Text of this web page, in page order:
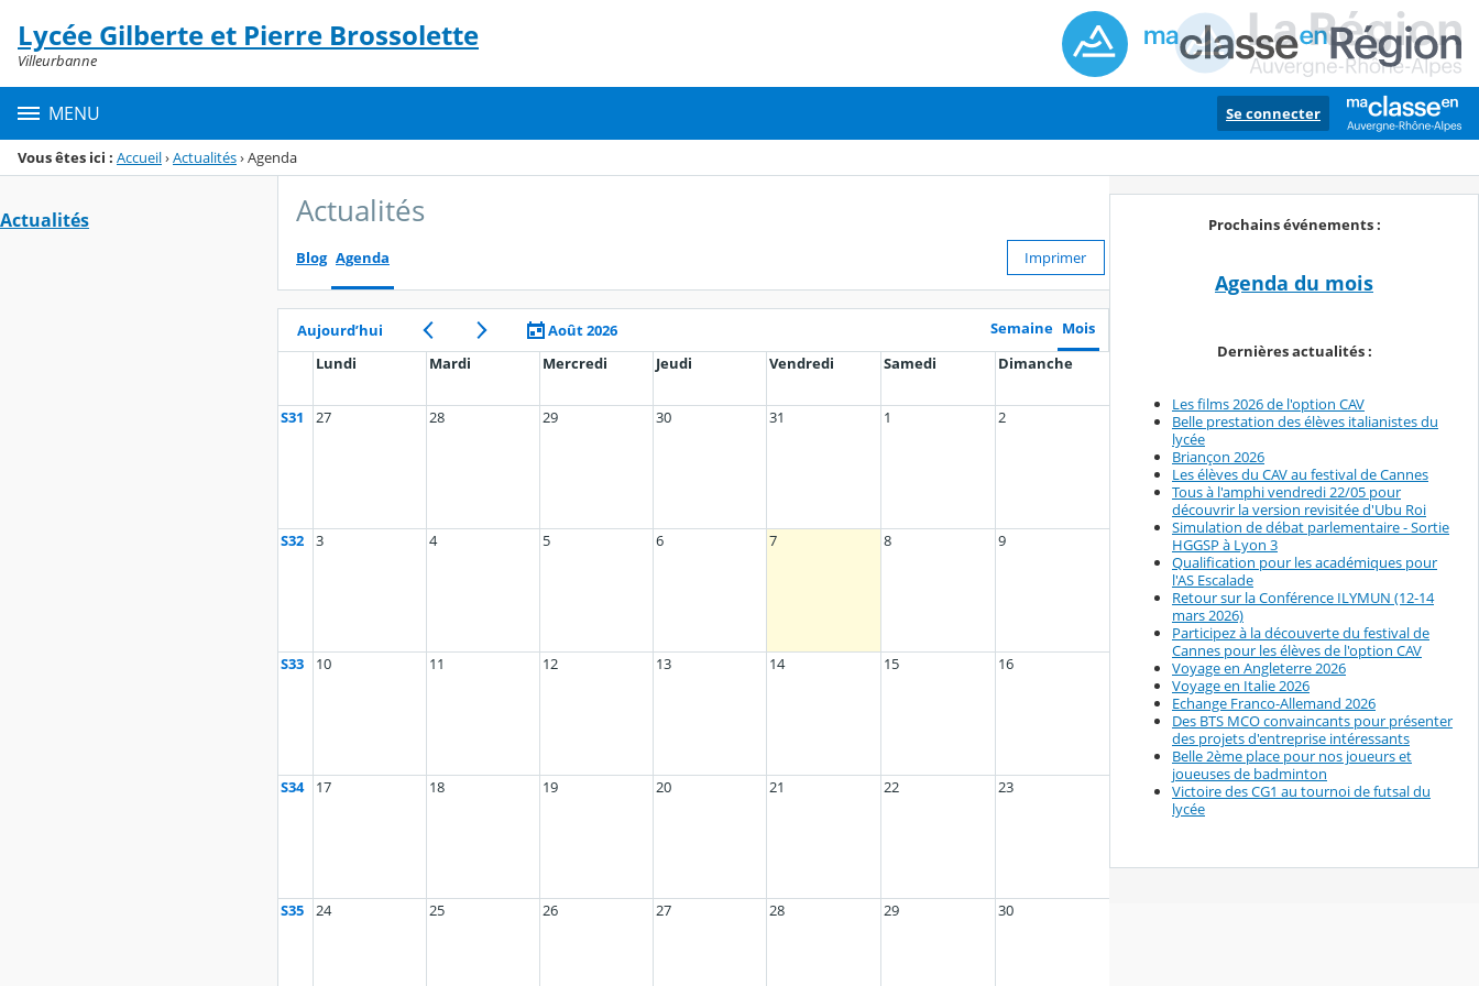
Menu de la rubrique
Contenu
Lycée Gilberte et Pierre Brossolette
Villeurbanne
MENU Se connecter
Vous êtes ici : Accueil›Actualités›Agenda
Actualités Actualités
Blog Agenda Imprimer
Aujourd’hui Août 2026 Semaine Mois
Lundi
Mardi Mercredi Jeudi Vendredi Samedi Dimanche
S31 27 28 29 30 31 1 2
S32 3 4 5 6 7 8 9
S33 10 11 12 13 14 15 16
S34 17 18 19 20 21 22 23
S35 24 25 26 27 28 29 30
Prochains événements :
Agenda du mois
Dernières actualités :
Les films 2026 de l'option CAV
Belle prestation des élèves italianistes du
lycée
Briançon 2026
Les élèves du CAV au festival de Cannes
Tous à l'amphi vendredi 22/05 pour
découvrir la version revisitée d'Ubu Roi
Simulation de débat parlementaire - Sortie
HGGSP à Lyon 3
Qualification pour les académiques pour
l'AS Escalade
Retour sur la Conférence ILYMUN (12-14
mars 2026)
Participez à la découverte du festival de
Cannes pour les élèves de l'option CAV
Voyage en Angleterre 2026
Voyage en Italie 2026
Echange Franco-Allemand 2026
Des BTS MCO convaincants pour présenter
des projets d'entreprise intéressants
Belle 2ème place pour nos joueurs et
joueuses de badminton
Victoire des CG1 au tournoi de futsal du
lycée